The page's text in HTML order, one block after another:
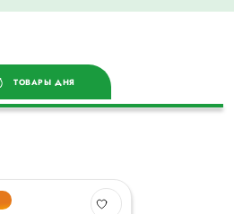
ТОВАРЫ ДНЯ